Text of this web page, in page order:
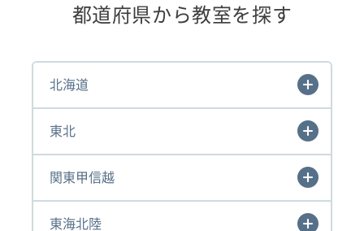
都道府県から教室を探す
北海道
東北
関東甲信越
東海北陸